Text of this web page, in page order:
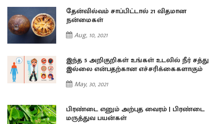
தேன்வில்வம் சாப்பிட்டால் 21 விதமான
நன்மைகள்
Aug, 10, 2021
இந்த 5 அறிகுறிகள் உங்கள் உடலில் நீர் சத்து
இல்லை என்பதற்கான எச்சரிக்கைகளாகும்
May, 30, 2021
பிரண்டை எனும் அற்புத வைரம் | பிரண்டை
மருத்துவ பயன்கள்